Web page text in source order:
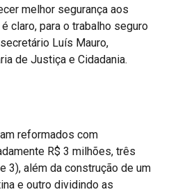
melhor segurança aos
claro, para o trabalho seguro
Luís Mauro,
de Justiça e Cidadania.
reformados com
R$ 3 milhões, três
3), além da construção de um
e outro dividindo as